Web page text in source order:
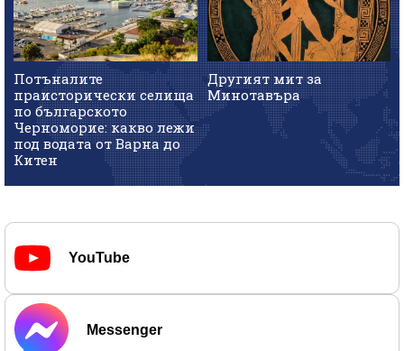
Потъналите
праисторически селища
по българското
Черноморие: какво лежи
под водата от Варна до
Китен
Другият мит за
Минотавъра
YouTube
Messenger